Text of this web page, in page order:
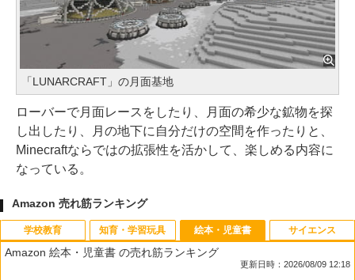
「LUNARCRAFT」の月面基地
ローバーで月面レースをしたり、月面の希少な鉱物を探
し出したり、月の地下に自分だけの空間を作ったりと、
Minecraftならではの拡張性を活かして、楽しめる内容に
なっている。
Amazon 売れ筋ランキング
学校教育 知育・学習玩具 絵本・児童書
Amazon 絵本・児童書 の売れ筋ランキング
更新日時：2026/08/09 12:18
サイエンス